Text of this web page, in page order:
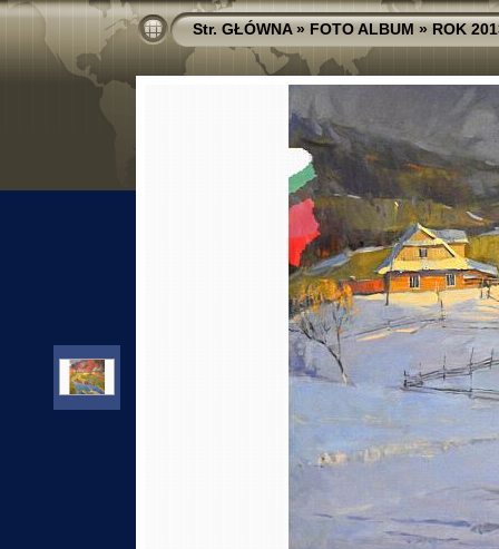
Str. GŁÓWNA»FOTO ALBUM»ROK